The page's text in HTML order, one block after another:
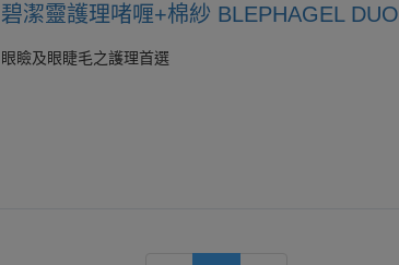
碧潔靈護理啫喱+棉紗 BLEPHAGEL DUO
眼瞼及眼睫毛之護理首選